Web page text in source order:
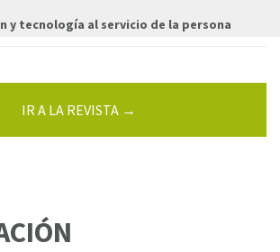
y tecnología al servicio de la persona
IR A LA REVISTA →